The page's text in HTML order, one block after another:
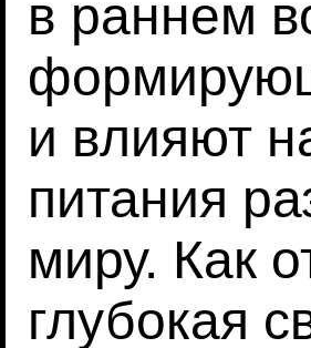
в раннем
и влияют
питания
миру. Как
глубокая